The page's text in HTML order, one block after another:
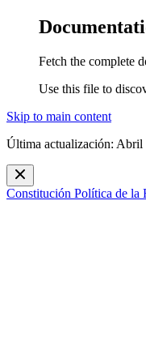
Fetch the complete
Use this file to
Skip to main content
Última actualización: Abril
Constitución Política de la